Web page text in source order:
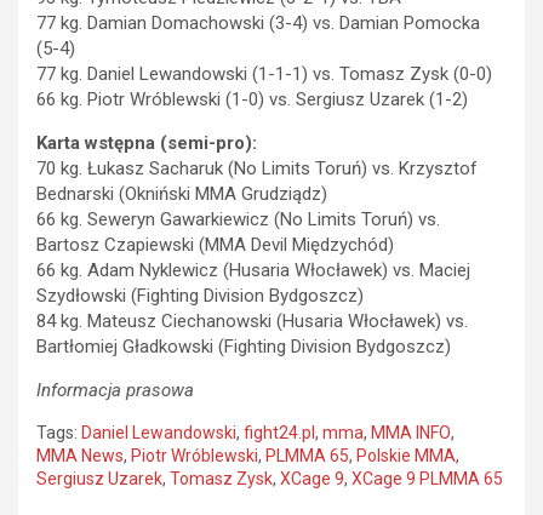
77 kg. Damian Domachowski (3-4) vs. Damian Pomocka
(5-4)
77 kg. Daniel Lewandowski (1-1-1) vs. Tomasz Zysk (0-0)
66 kg. Piotr Wróblewski (1-0) vs. Sergiusz Uzarek (1-2)
Karta wstępna (semi-pro):
70 kg. Łukasz Sacharuk (No Limits Toruń) vs. Krzysztof
Bednarski (Okniński MMA Grudziądz)
66 kg. Seweryn Gawarkiewicz (No Limits Toruń) vs.
Bartosz Czapiewski (MMA Devil Międzychód)
66 kg. Adam Nyklewicz (Husaria Włocławek) vs. Maciej
Szydłowski (Fighting Division Bydgoszcz)
84 kg. Mateusz Ciechanowski (Husaria Włocławek) vs.
Bartłomiej Gładkowski (Fighting Division Bydgoszcz)
Informacja prasowa
Tags: Daniel Lewandowski, fight24.pl , mma, MMA INFO,
MMA News, Piotr Wróblewski, PLMMA 65, Polskie MMA,
Sergiusz Uzarek, Tomasz Zysk, XCage 9, XCage 9 PLMMA 65